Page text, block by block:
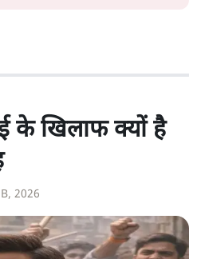
के खिलाफ क्यों है
2026